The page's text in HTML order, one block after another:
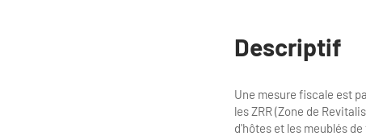
Descriptif
Une mesure fiscale est
les ZRR (Zone de
d'hôtes et les meublés